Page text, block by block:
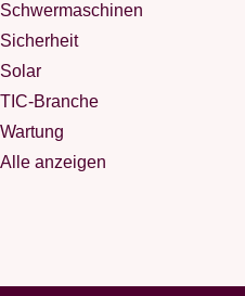
Schwermaschinen
Sicherheit
Solar
TIC-Branche
Wartung
Alle anzeigen